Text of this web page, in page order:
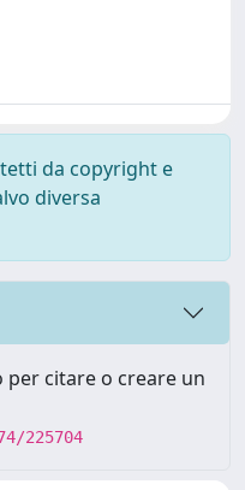
da copyright e
diversa
citare o creare un
225704